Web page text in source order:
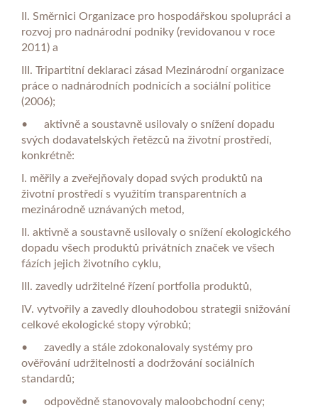
II. Směrnici Organizace pro hospodářskou spolupráci a
rozvoj pro nadnárodní podniky (revidovanou v roce
2011) a
III. Tripartitní deklaraci zásad Mezinárodní organizace
práce o nadnárodních podnicích a sociální politice
(2006);
•
aktivně a soustavně usilovaly o snížení dopadu
svých dodavatelských řetězců na životní prostředí,
konkrétně:
I. měřily a zveřejňovaly dopad svých produktů na
životní prostředí s využitím transparentních a
mezinárodně uznávaných metod,
II. aktivně a soustavně usilovaly o snížení ekologického
dopadu všech produktů privátních značek ve všech
fázích jejich životního cyklu,
III. zavedly udržitelné řízení portfolia produktů,
IV. vytvořily a zavedly dlouhodobou strategii snižování
celkové ekologické stopy výrobků;
•
zavedly a stále zdokonalovaly systémy pro
ověřování udržitelnosti a dodržování sociálních
standardů;
•
odpovědně stanovovaly maloobchodní ceny;